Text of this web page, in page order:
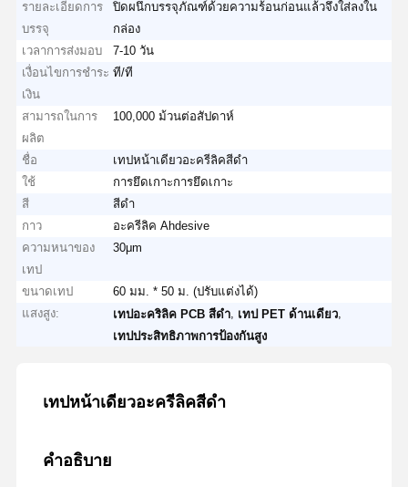
รายละเอียดการ
บรรจุ
ปิดผนึกบรรจุภัณฑ์ด้วยความร้อนก่อนแล้วจึงใส่ลงใน
กล่อง
เวลาการส่งมอบ
7-10 วัน
เงื่อนไขการชำระ
เงิน
ที/ที
สามารถในการ
ผลิต
100,000 ม้วนต่อสัปดาห์
ชื่อ
เทปหน้าเดียวอะครีลิคสีดำ
ใช้
การยึดเกาะการยึดเกาะ
สี
สีดำ
กาว
อะครีลิค Ahdesive
ความหนาของ
เทป
30μm
ขนาดเทป
60 มม. * 50 ม. (ปรับแต่งได้)
แสงสูง:
เทปอะคริลิค PCB สีดำ เทป PET ด้านเดียว
เทปประสิทธิภาพการป้องกันสูง
เทปหน้าเดียวอะครีลิคสีดำ
คำอธิบาย